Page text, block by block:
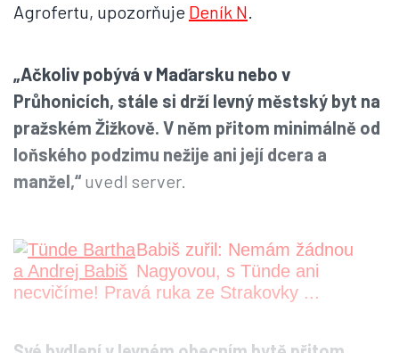
Agrofertu, upozorňuje Deník N.
„Ačkoliv pobývá v Maďarsku nebo v
Průhonicích, stále si drží levný městský byt na
pražském Žižkově. V něm přitom minimálně od
loňského podzimu nežije ani její dcera a
manžel,“ uvedl server.
Babiš zuřil: Nemám žádnou
Nagyovou, s Tünde ani
necvičíme! Pravá ruka ze Strakovky ...